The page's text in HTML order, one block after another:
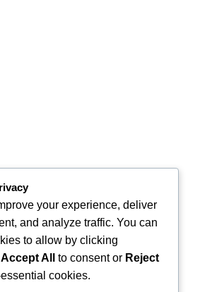
your experience, deliver
and analyze traffic. You can
to allow by clicking
Accept All to consent or Reject
cookies.